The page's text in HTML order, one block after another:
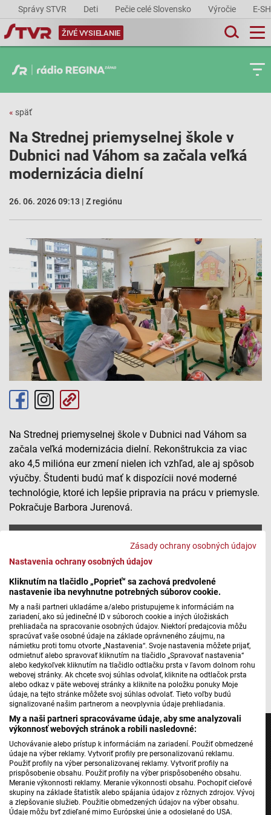
Zásady ochrany osobných údajov
Nastavenia ochrany osobných údajov
Kliknutím na tlačidlo „Poprieť“ sa zachová predvolené
nastavenie iba nevyhnutne potrebných súborov cookie.
My a naši partneri ukladáme a/alebo pristupujeme k informáciám na
zariadení, ako sú jedinečné ID v súboroch cookie a iných úložiskách
prehliadača na spracovanie osobných údajov. Niektorí predajcovia môžu
spracúvať vaše osobné údaje na základe oprávneného záujmu, na
námietku proti tomu otvorte „Nastavenia“. Svoje nastavenia môžete prijať,
odmietnuť alebo spravovať kliknutím na tlačidlo „Spravovať nastavenia“
alebo kedykoľvek kliknutím na tlačidlo odtlačku prsta v ľavom dolnom rohu
webovej stránky. Ak chcete svoj súhlas odvolať, kliknite na odtlačok prsta
alebo odkaz v päte webovej stránky a kliknite na položku ponuky Moje
údaje, na tejto stránke môžete svoj súhlas odvolať. Tieto voľby budú
signalizované našim partnerom a neovplyvnia údaje prehliadania.
My a naši partneri spracovávame údaje, aby sme analyzovali
výkonnosť webových stránok a robili nasledovné:
Uchovávanie alebo prístup k informáciám na zariadení. Použiť obmedzené
údaje na výber reklamy. Vytvoriť profily pre personalizovanú reklamu.
Použiť profily na výber personalizovanej reklamy. Vytvoriť profily na
prispôsobenie obsahu. Použiť profily na výber prispôsobeného obsahu.
Meranie výkonnosti reklamy. Meranie výkonnosti obsahu. Pochopiť cieľové
skupiny na základe štatistík alebo spájania údajov z rôznych zdrojov. Vývoj
a zlepšovanie služieb. Použitie obmedzených údajov na výber obsahu.
Údaje môžu byť zdieľané mimo Európskej únie a odosielané do USA.
Správy STVR Deti Pečie celé Slovensko Výročie E-
ŽIVÉ VYSIELANIE
« späť
Na Strednej priemyselnej škole v
Dubnici nad Váhom sa začala veľká
modernizácia dielní
26. 06. 2026 09:13 | Z regiónu
Na Strednej priemyselnej škole v Dubnici nad Váhom sa
začala veľká modernizácia dielní. Rekonštrukcia za viac
ako 4,5 milióna eur zmení nielen ich vzhľad, ale aj spôsob
výučby. Študenti budú mať k dispozícii nové moderné
technológie, ktoré ich lepšie pripravia na prácu v priemysle.
Pokračuje Barbora Jurenová.
sa začala veľká modernizácia dielní
Máte problém s prehrávaním? Nahláste nám chybu v prehrávači.
Na dubnickej priemyslovke pripravujú aj ďalšiu novinku. V
septembri budúceho roka chcú otvoriť nový študijný odbor
– prevádzka jadrových zariadení.
Autorka: Barbora Jurenová
Jednotka
Dvojka
24